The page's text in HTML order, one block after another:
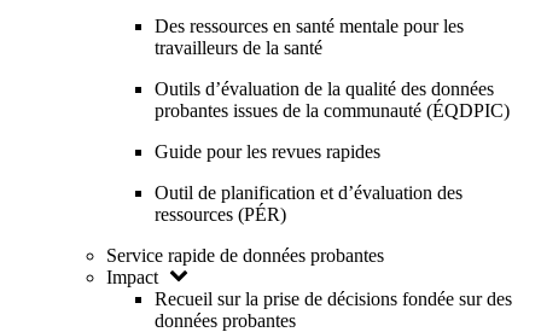
Des ressources en santé mentale pour les
travailleurs de la santé
Outils d’évaluation de la qualité des données
probantes issues de la communauté (ÉQDPIC)
Guide pour les revues rapides
Outil de planification et d’évaluation des
ressources (PÉR)
Service rapide de données probantes
Impact
Recueil sur la prise de décisions fondée sur des
données probantes